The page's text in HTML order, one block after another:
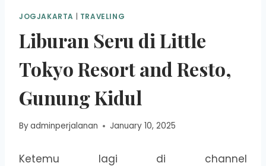
JOGJAKARTA | TRAVELING
Liburan Seru di Little
Tokyo Resort and Resto,
Gunung Kidul
Byadminperjalanan January 10, 2025
Ketemu lagi di channel